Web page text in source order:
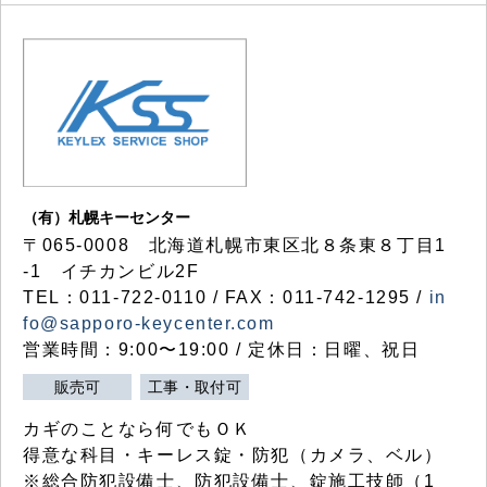
（有）札幌キーセンター
〒065-0008 北海道札幌市東区北８条東８丁目1
-1 イチカンビル2F
TEL：011-722-0110 / FAX：011-742-1295 / in
fo@sapporo-keycenter.com
営業時間：9:00〜19:00 / 定休日：日曜、祝日
販売可 工事・取付可
カギのことなら何でもＯＫ
得意な科目・キーレス錠・防犯（カメラ、ベル）
※総合防犯設備士、防犯設備士、錠施工技師（1